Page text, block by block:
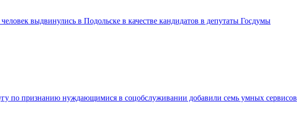
человек выдвинулись в Подольске в качестве кандидатов в депутаты Госдумы
по признанию нуждающимися в соцобслуживании добавили семь умных сервисов